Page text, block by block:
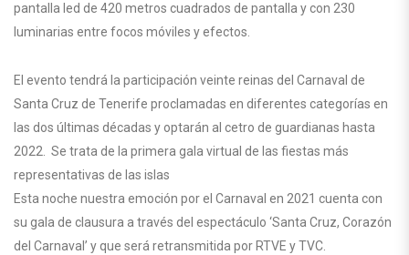
pantalla led de 420 metros cuadrados de pantalla y con 230
luminarias entre focos móviles y efectos.
El evento tendrá la participación veinte reinas del Carnaval de
Santa Cruz de Tenerife proclamadas en diferentes categorías en
las dos últimas décadas y optarán al cetro de guardianas hasta
2022. Se trata de la primera gala virtual de las fiestas más
representativas de las islas
Esta noche nuestra emoción por el Carnaval en 2021 cuenta con
su gala de clausura a través del espectáculo ‘Santa Cruz, Corazón
del Carnaval’ y que será retransmitida por RTVE y TVC.